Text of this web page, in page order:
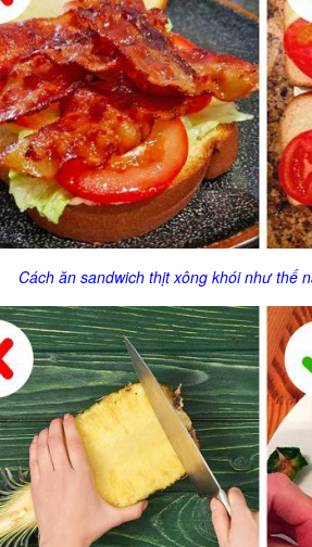
Cách ăn sandwich thịt xông khói như thế